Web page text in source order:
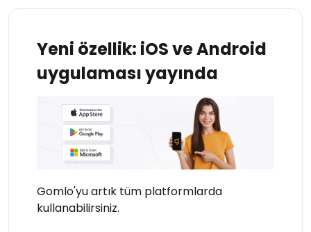
Yeni özellik: iOS ve Android
uygulaması yayında
Gomlo'yu artık tüm platformlarda
kullanabilirsiniz.